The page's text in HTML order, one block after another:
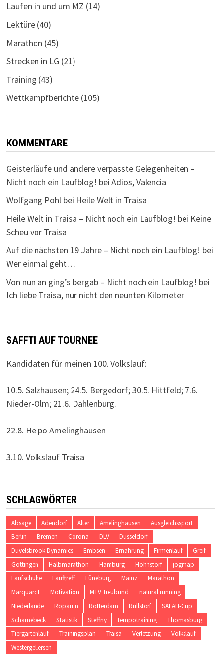
Laufen in und um MZ (14)
Lektüre(40)
Marathon (45)
Strecken in LG (21)
Training (43)
Wettkampfberichte(105)
KOMMENTARE
Geisterläufe und andere verpasste Gelegenheiten –
Nicht noch ein Laufblog! bei Adios, Valencia
Wolfgang Pohlbei Heile Welt in Traisa
Heile Welt in Traisa – Nicht noch ein Laufblog! bei Keine
Scheu vor Traisa
Auf die nächsten 19 Jahre – Nicht noch ein Laufblog! bei
Wer einmal geht…
Von nun an ging’s bergab – Nicht noch ein Laufblog! bei
Ich liebe Traisa, nur nicht den neunten Kilometer
SAFFTI AUF TOURNEE
Kandidaten für meinen 100. Volkslauf:
10.5. Salzhausen; 24.5. Bergedorf; 30.5. Hittfeld; 7.6.
Nieder-Olm; 21.6. Dahlenburg.
22.8. Heipo Amelinghausen
3.10. Volkslauf Traisa
SCHLAGWÖRTER
Absage Adendorf Alter Amelinghausen
Ausgleichssport
Berlin
Bremen Corona DLV
Düsseldorf
Düvelsbrook Dynamics
Embsen Ernährung Firmenlauf
Greif
Göttingen
Halbmarathon Hamburg Hohnstorf
jogmap
Laufschuhe
Lauftreff Lüneburg Mainz
Marathon
Marquardt
Motivation MTV Treubund
natural running
Niederlande
Roparun Rotterdam Rullstorf
SALAH-Cup
Scharnebeck
Statistik Steffny Tempotraining
Thomasburg
Tiergartenlauf
Trainingsplan Traisa Verletzung
Volkslauf
Westergellersen